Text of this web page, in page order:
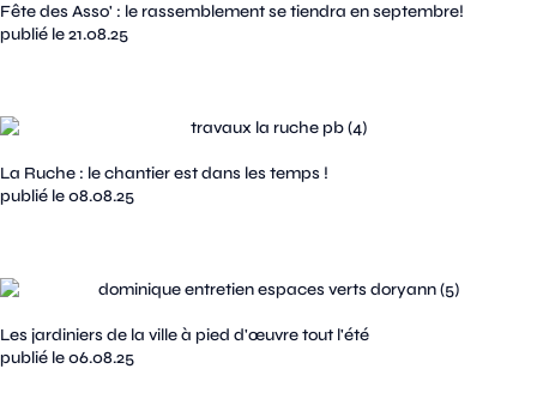
Fête des Asso' : le rassemblement se tiendra en septembre!
publié le 21.08.25
La Ruche : le chantier est dans les temps !
publié le 08.08.25
Les jardiniers de la ville à pied d'œuvre tout l'été
publié le 06.08.25